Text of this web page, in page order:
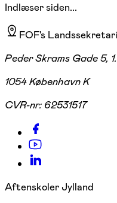
Indlæser siden...
FOF's
Peder Skrams Gade 5, 1.
1054 København K
CVR-nr: 62531517
Aftenskoler Jylland